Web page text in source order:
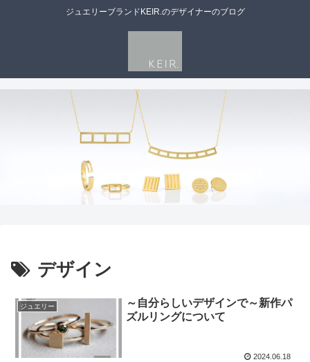
ジュエリーブランドKEIR.のデザイナーのブログ
デザイン
ジュエリー
～自分らしいデザインで～新作パ
ズルリングについて
2024.06.18